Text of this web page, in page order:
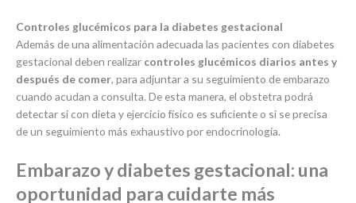
Controles glucémicos para la diabetes gestacional
Además de una alimentación adecuada las pacientes con diabetes
gestacional deben realizar controles glucémicos diarios antes y
después de comer, para adjuntar a su seguimiento de embarazo
cuando acudan a consulta. De esta manera, el obstetra podrá
detectar si con dieta y ejercicio físico es suficiente o si se precisa
de un seguimiento más exhaustivo por endocrinología.
Embarazo y diabetes gestacional: una
oportunidad para cuidarte más